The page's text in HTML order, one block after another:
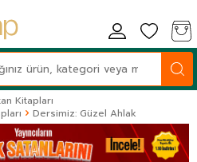
Kitapları
Dersimiz: Güzel Ahlak